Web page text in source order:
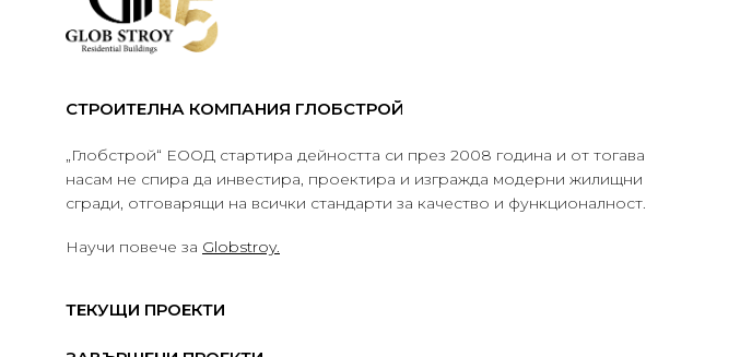
СТРОИТЕЛНА КОМПАНИЯ ГЛОБСТРОЙ
„Глобстрой“ ЕООД стартира дейността си през 2008 година и от тогава
насам не спира да инвестира, проектира и изгражда модерни жилищни
сгради, отговарящи на всички стандарти за качество и функционалност.
Научи повече за Globstroy.
ТЕКУЩИ ПРОЕКТИ